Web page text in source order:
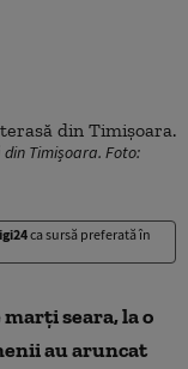
Timișoara. Foto:
ca sursă preferată în
seara, la o
au aruncat